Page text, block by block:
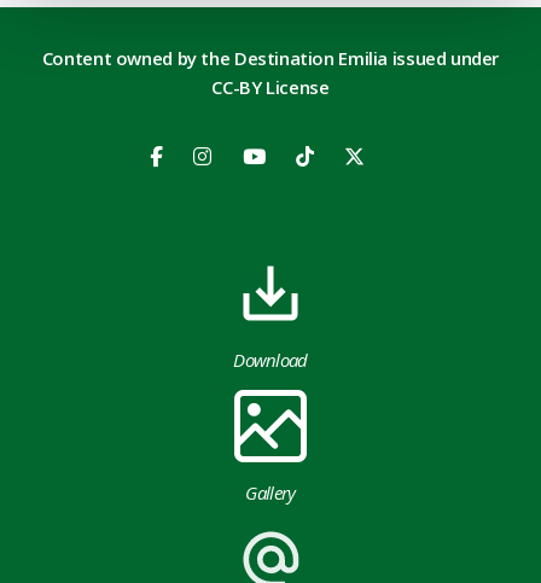
Content owned by the Destination Emilia issued under
CC-BY License
Download
Gallery